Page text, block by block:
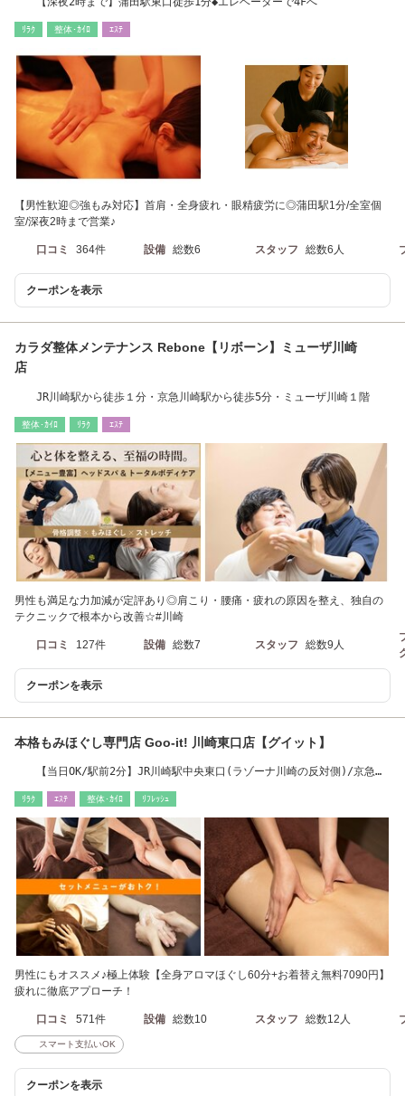
ﾘﾗｸ 整体･ｶｲﾛ ｴｽﾃ
【男性歓迎◎強もみ対応】首肩・全身疲れ・眼精疲労に◎蒲田駅1分/全室個
室/深夜2時まで営業♪
口コミ 364件 設備 総数6 スタッフ 総数6人
クーポンを表示
カラダ整体メンテナンス Rebone【リボーン】ミューザ川崎
店
JR川崎駅から徒歩１分・京急川崎駅から徒歩5分・ミューザ川崎１階
整体･ｶｲﾛ ﾘﾗｸ ｴｽﾃ
男性も満足な力加減が定評あり◎肩こり・腰痛・疲れの原因を整え、独自の
テクニックで根本から改善☆#川崎
口コミ 127件 設備 総数7 スタッフ 総数9人
クーポンを表示
本格もみほぐし専門店 Goo-it! 川崎東口店【グイット】
【当日OK/駅前2分】JR川崎駅中央東口(ラゾーナ川崎の反対側)/京急川
ﾘﾗｸ ｴｽﾃ 整体･ｶｲﾛ ﾘﾌﾚｯｼｭ
男性にもオススメ♪極上体験【全身アロマほぐし60分+お着替え無料7090円】
疲れに徹底アプローチ！
口コミ 571件 設備 総数10 スタッフ 総数12人
スマート支払いOK
クーポンを表示